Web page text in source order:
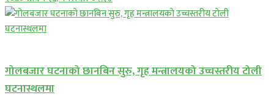
गोलबजार घटनाको छानबिन सुरु, गृह मन्त्रालयको उच्चस्तरीय टोली
घटनास्थलमा